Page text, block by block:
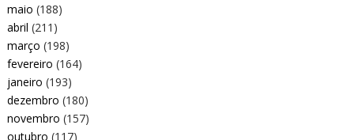
maio (188)
abril (211)
março (198)
fevereiro (164)
janeiro (193)
dezembro (180)
novembro (157)
outubro (117)